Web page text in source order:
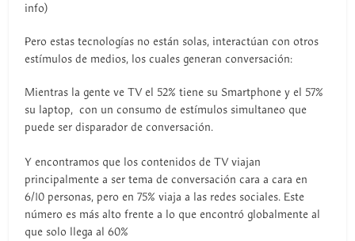
info)
Pero estas tecnologías no están solas, interactúan con otros
estímulos de medios, los cuales generan conversación:
Mientras la gente ve TV el 52% tiene su Smartphone y el 57%
su laptop, con un consumo de estímulos simultaneo que
puede ser disparador de conversación.
Y encontramos que los contenidos de TV viajan
principalmente a ser tema de conversación cara a cara en
6/10 personas, pero en 75% viaja a las redes sociales. Este
número es más alto frente a lo que encontró globalmente al
que solo llega al 60%